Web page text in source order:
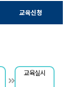
교육신청
교육실시